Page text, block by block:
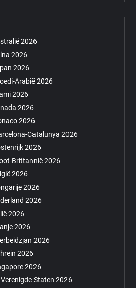
2026
2026
2026
Arabië 2026
2026
2026
2026
Catalunya 2026
2026
Brittannië 2026
2026
2026
2026
2026
2026
2026
2026
2026
Staten 2026